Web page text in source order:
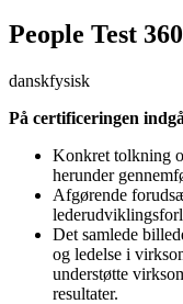
People Test
danskfysisk
På certificeringen
Konkret tolkning
herunder
Afgørende
Det samlede
og ledelse i
understøtte
resultater.